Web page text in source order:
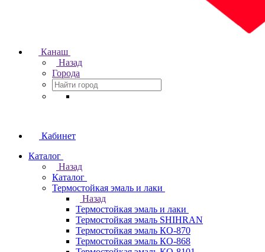
Канаш
Назад
Города
Кабинет
Каталог
Назад
Каталог
Термостойкая эмаль и лаки
Назад
Термостойкая эмаль и лаки
Термостойкая эмаль SHIHRAN
Термостойкая эмаль КО-870
Термостойкая эмаль КО-868